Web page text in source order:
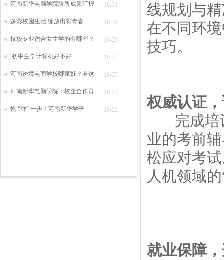
河南新华电脑学院阶段成果汇报 10-31
多彩校园生活 绽放出彩青春 10-30
技校专业适合女生学的有哪些？ 10-29
初中生学计算机好不好 10-27
河南跨境电商学校哪家好？看这 10-25
河南新华电脑学院：校企合作育 10-23
抢 “鲜” 一步！河南新华学子 10-22
线规划与
在不同环
技巧。
权威认证
完成培训
业的考前
松应对考
人机领域
就业保障